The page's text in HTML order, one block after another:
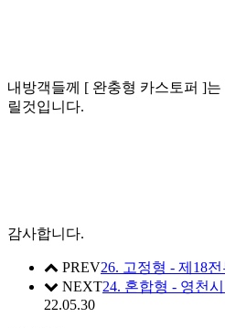
내방객들께 [ 완충형 카스토퍼 ]
릴것입니다.
감사합니다.
PREV26. 고정형 - 제18
NEXT24. 혼합형 - 영천
22.05.30